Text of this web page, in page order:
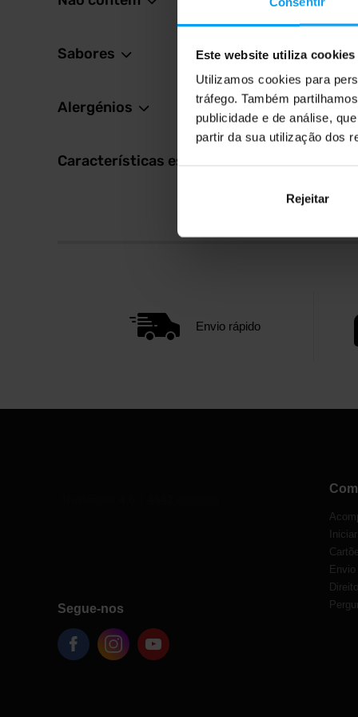
Este website utiliza cookies
Utilizamos cookies para
tráfego. Também
publicidade e de análise,
partir da sua utilização dos
Rejeitar
Sabores
Alergénios
Características especiais
55,99
Envio rápido
Segue-nos